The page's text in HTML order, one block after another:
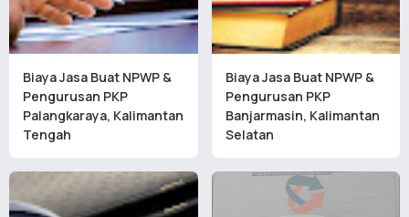
Biaya Jasa Buat NPWP &
Pengurusan PKP
Palangkaraya, Kalimantan
Tengah
Biaya Jasa Buat NPWP &
Pengurusan PKP
Banjarmasin, Kalimantan
Selatan